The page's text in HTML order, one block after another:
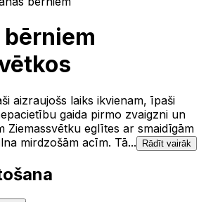
bērniem
aizraujošs laiks ikvienam, īpaši
gaida pirmo zvaigzni un
Ziemassvētku eglītes ar smaidīgām
mirdzošām acīm. Tā...
Rādīt vairāk